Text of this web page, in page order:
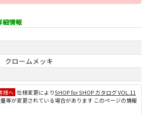
細情報
ロームメッキ
様へ 仕様変更によりSHOP for SHOP カタログ VOL.11
等が変更されている場合があります このページの情報